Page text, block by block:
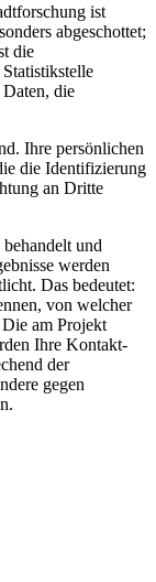
ist
abgeschottet;
die
die
Ihre persönlichen
die Identifizierung
an Dritte
und
werden
Das bedeutet:
von welcher
am Projekt
Ihre Kontakt-
der
gegen